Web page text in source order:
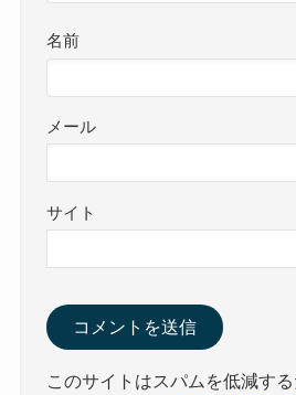
名前
メール
サイト
このサイトはスパムを低減す